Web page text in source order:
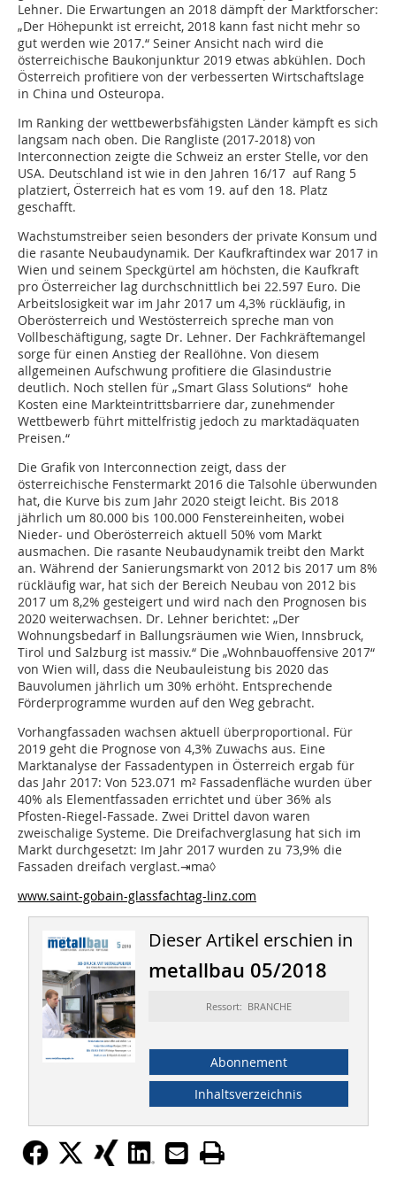
Lehner. Die Erwartungen an 2018 dämpft der Marktforscher:
„Der Höhepunkt ist erreicht, 2018 kann fast nicht mehr so
gut werden wie 2017.“ Seiner Ansicht nach wird die
österreichische Baukonjunktur 2019 etwas abkühlen. Doch
Österreich profitiere von der verbesserten Wirtschaftslage
in China und Osteuropa.
Im Ranking der wettbewerbsfähigsten Länder kämpft es sich
langsam nach oben. Die Rangliste (2017-2018) von
Interconnection zeigte die Schweiz an erster Stelle, vor den
USA. Deutschland ist wie in den Jahren 16/17 auf Rang 5
platziert, Österreich hat es vom 19. auf den 18. Platz
geschafft.
Wachstumstreiber seien besonders der private Konsum und
die rasante Neubaudynamik. Der Kaufkraftindex war 2017 in
Wien und seinem Speckgürtel am höchsten, die Kaufkraft
pro Österreicher lag durchschnittlich bei 22.597 Euro. Die
Arbeitslosigkeit war im Jahr 2017 um 4,3% rückläufig, in
Oberösterreich und Westösterreich spreche man von
Vollbeschäftigung, sagte Dr. Lehner. Der Fachkräftemangel
sorge für einen Anstieg der Reallöhne. Von diesem
allgemeinen Aufschwung profitiere die Glasindustrie
deutlich. Noch stellen für „Smart Glass Solutions“ hohe
Kosten eine Markteintrittsbarriere dar, zunehmender
Wettbewerb führt mittelfristig jedoch zu marktadäquaten
Preisen.“
Die Grafik von Interconnection zeigt, dass der
österreichische Fenstermarkt 2016 die Talsohle überwunden
hat, die Kurve bis zum Jahr 2020 steigt leicht. Bis 2018
jährlich um 80.000 bis 100.000 Fenstereinheiten, wobei
Nieder- und Oberösterreich aktuell 50% vom Markt
ausmachen. Die rasante Neubaudynamik treibt den Markt
an. Während der Sanierungsmarkt von 2012 bis 2017 um 8%
rückläufig war, hat sich der Bereich Neubau von 2012 bis
2017 um 8,2% gesteigert und wird nach den Prognosen bis
2020 weiterwachsen. Dr. Lehner berichtet: „Der
Wohnungsbedarf in Ballungsräumen wie Wien, Innsbruck,
Tirol und Salzburg ist massiv.“ Die „Wohnbauoffensive 2017“
von Wien will, dass die Neubauleistung bis 2020 das
Bauvolumen jährlich um 30% erhöht. Entsprechende
Förderprogramme wurden auf den Weg gebracht.
Vorhangfassaden wachsen aktuell überproportional. Für
2019 geht die Prognose von 4,3% Zuwachs aus. Eine
Marktanalyse der Fassadentypen in Österreich ergab für
das Jahr 2017: Von 523.071 m² Fassadenfläche wurden über
40% als Elementfassaden errichtet und über 36% als
Pfosten-Riegel-Fassade. Zwei Drittel davon waren
zweischalige Systeme. Die Dreifachverglasung hat sich im
Markt durchgesetzt: Im Jahr 2017 wurden zu 73,9% die
Fassaden dreifach verglast.⇥ma◊
www.saint-gobain-glassfachtag-linz.com
Dieser Artikel erschien in
metallbau 05/2018
Ressort: BRANCHE
Abonnement
Inhaltsverzeichnis